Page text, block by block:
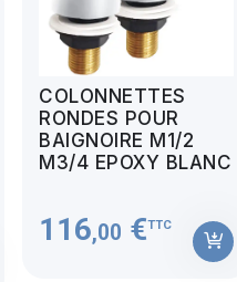
COLONNETTES
RONDES POUR
BAIGNOIRE M1/2
M3/4 EPOXY BLANC
116,00 €TTC